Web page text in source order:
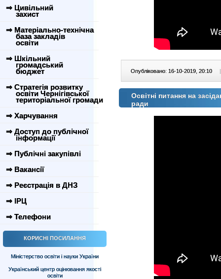
⇒ Цивільний
захист
⇒ Матеріально-технічна
база закладів
освіти
⇒ Шкільний
громадський
бюджет
⇒ Стратегія розвитку
освіти Чернігівської
територіальної громади
⇒ Харчування
⇒ Доступ до публічної
інформації
⇒ Публічні закупівлі
⇒ Вакансії
⇒ Реєстрація в ДНЗ
⇒ ІРЦ
⇒ Телефони
КОРИСНІ ПОСИЛАННЯ
Міністерство освіти і науки України
Український центр оцінювання якості
освіти
Опубліковано: 16-10-2019, 20:10 |
Освітні питання на
ради